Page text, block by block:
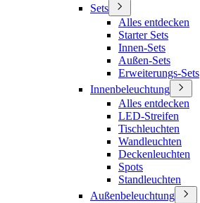
Sets
Alles entdecken
Starter Sets
Innen-Sets
Außen-Sets
Erweiterungs-Sets
Innenbeleuchtung
Alles entdecken
LED-Streifen
Tischleuchten
Wandleuchten
Deckenleuchten
Spots
Standleuchten
Außenbeleuchtung